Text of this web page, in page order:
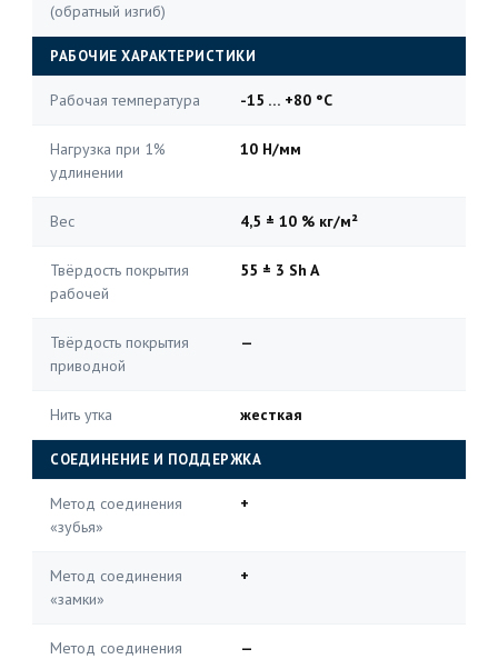
(обратный изгиб)
РАБОЧИЕ ХАРАКТЕРИСТИКИ
Рабочая температура -15 … +80 °C
Нагрузка при 1%
удлинении
10 Н/мм
Вес 4,5 ± 10 % кг/м²
Твёрдость покрытия
рабочей
55 ± 3 Sh A
Твёрдость покрытия
приводной
—
Нить утка жесткая
СОЕДИНЕНИЕ И ПОДДЕРЖКА
Метод соединения
«зубья»
+
Метод соединения
«замки»
+
Метод соединения
—